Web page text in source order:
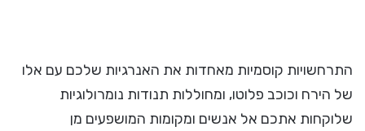
התרחשויות קוסמיות מאחדות את האנרגיות שלכם עם אלו
של הירח וכוכב פלוטו, ומחוללות תנודות נומרולוגיות
שלוקחות אתכם אל אנשים ומקומות המושפעים מן